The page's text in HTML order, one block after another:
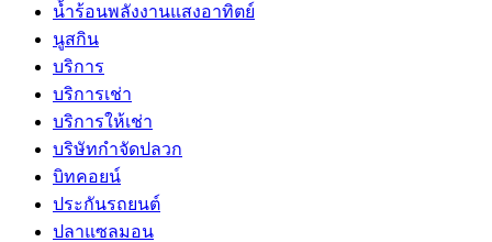
น้ำร้อนพลังงานแสงอาทิตย์
นูสกิน
บริการ
บริการเช่า
บริการให้เช่า
บริษัทกำจัดปลวก
บิทคอยน์
ประกันรถยนต์
ปลาแซลมอน